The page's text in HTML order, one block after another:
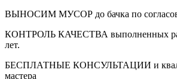
ВЫНОСИМ МУСОР до бачка по
КОНТРОЛЬ КАЧЕСТВА выполненных
лет.
БЕСПЛАТНЫЕ КОНСУЛЬТАЦИИ и
мастера